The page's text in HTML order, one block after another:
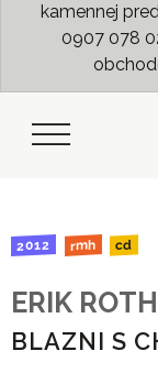
kamennej
0907 078
2012 rmh cd
ERIK
BLAZNI S